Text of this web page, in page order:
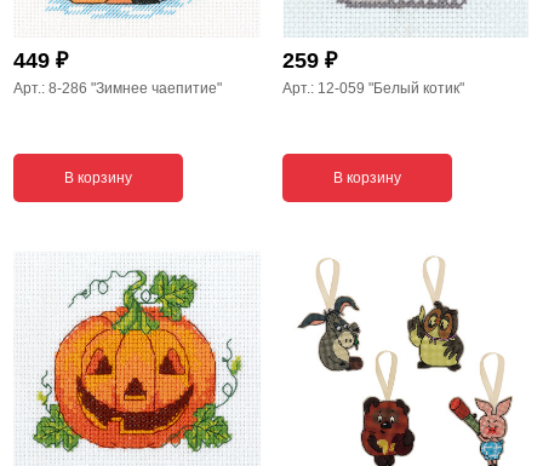
449₽
Арт.: 8-286"Зимнее чаепитие"
В корзину
259 ₽
Арт.: 12-059 "Белый котик"
В корзину